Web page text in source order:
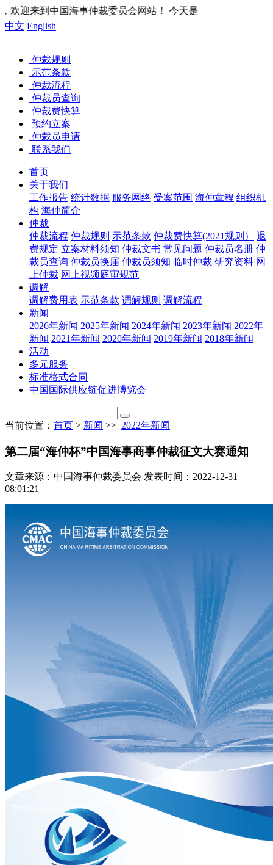
委员会网站！ 今天是
中文 English
仲裁规则
示范条款
仲裁流程
仲裁员查询
仲裁费快算
预约立案
仲裁员申请
联系我们
首页
关于我们
工作报告 统计数据 服务网络 受案范围 海仲章程 组织机
构 海仲简介
仲裁
仲裁流程 仲裁规则 示范条款 仲裁费快算(2021规则）
退
费规定 立案材料须知 仲裁文书 常见问题 仲裁员名册 仲
裁员查询 仲裁员换届 仲裁员须知 临时仲裁 研究资料 网
上仲裁 网上视频庭审规范
调解
调解费用表 示范条款 调解规则 调解流程
新闻
2026年新闻 2025年新闻 2024年新闻 2023年新闻 2022年
新闻 2021年新闻 2020年新闻 2019年新闻 2018年新闻
活动
多元服务
标准格式合同
中国国际供应链促进博览会
当前位置： 首页 > 新闻 >> 2022年新闻
第二届“海仲杯”中国海事商事仲裁征文大赛通知
文章来源：中国海事仲裁委员会 发表时间：2022-12-31
08:01:21